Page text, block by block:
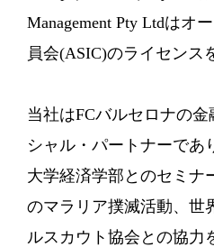
Management Pty Ltdはオ
員会(ASIC)のライセンス
当社はFCバルセロナの
シャル・パートナーであ
大学経済学部とのセミナ
のマラリア撲滅活動、世
ルスカウト協会との協力